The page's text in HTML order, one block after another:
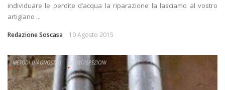
individuare le perdite d’acqua la riparazione la lasciamo al vostro
artigiano ...
Redazione Soscasa 10 Agosto 2015
METODI DIAGNOSTICI VIDEOISPEZIONI